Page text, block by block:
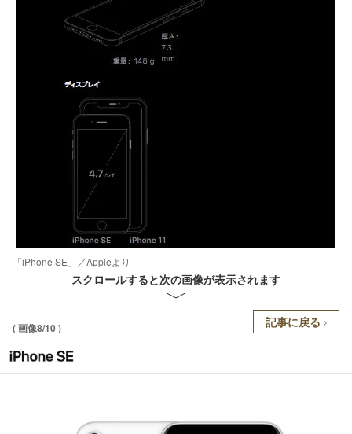
「iPhone SE」／Appleより
スクロールすると次の画像が表示されます
( 画像8/10 ) 記事に戻る